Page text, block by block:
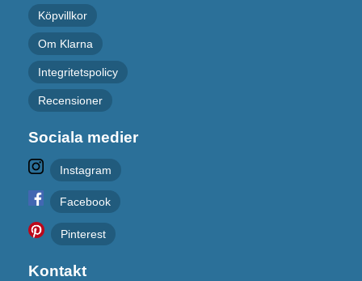
Köpvillkor
Om Klarna
Integritetspolicy
Recensioner
Sociala medier
Instagram
Facebook
Pinterest
Kontakt